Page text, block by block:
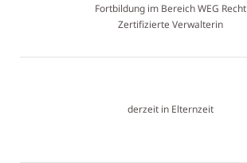
Fortbildung im Bereich WEG Recht
Zertifizierte Verwalterin
derzeit in Elternzeit